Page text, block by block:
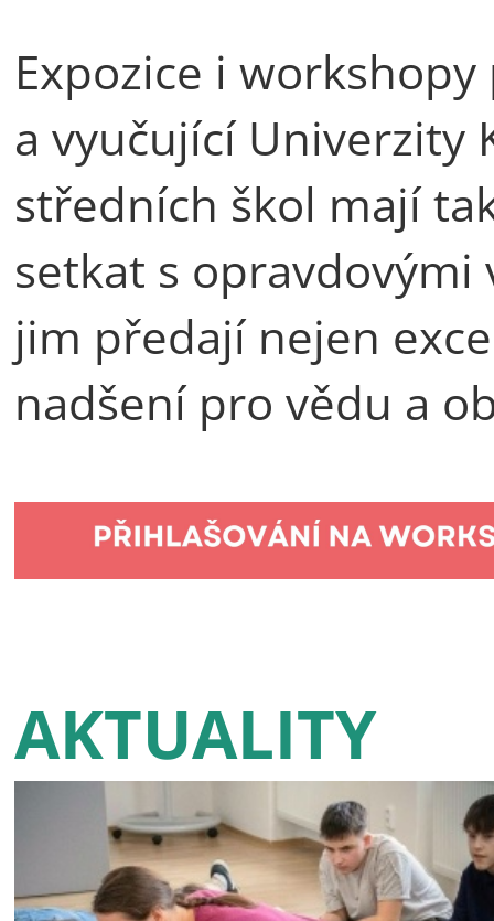
Expozice i
a vyučující Univerzity
středních škol mají
setkat s
jim předají nejen
nadšení pro vědu a
AKTUALITY